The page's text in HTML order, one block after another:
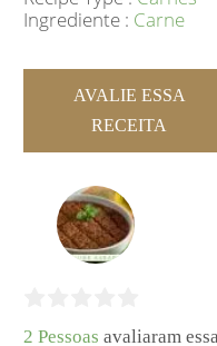
Ingrediente : Carne
AVALIE ESSA
RECEITA
2 Pessoas avaliaram